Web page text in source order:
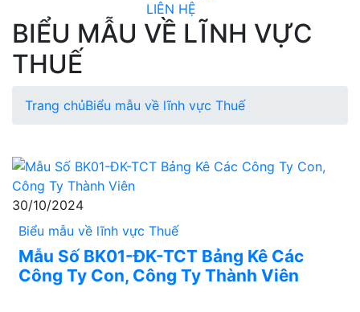
LIÊN HỆ
BIỂU MẪU VỀ LĨNH VỰC
THUẾ
Trang chủBiểu mẫu về lĩnh vực Thuế
30/10/2024
Biểu mẫu về lĩnh vực Thuế
Mẫu Số BK01-ĐK-TCT Bảng Kê Các
Công Ty Con, Công Ty Thành Viên